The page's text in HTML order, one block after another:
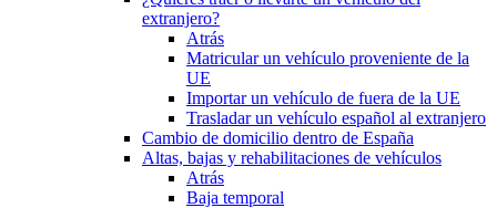
extranjero?
Atrás
Matricular un vehículo proveniente de la
UE
Importar un vehículo de fuera de la UE
Trasladar un vehículo español al extranjero
Cambio de domicilio dentro de España
Altas, bajas y rehabilitaciones de vehículos
Atrás
Baja temporal